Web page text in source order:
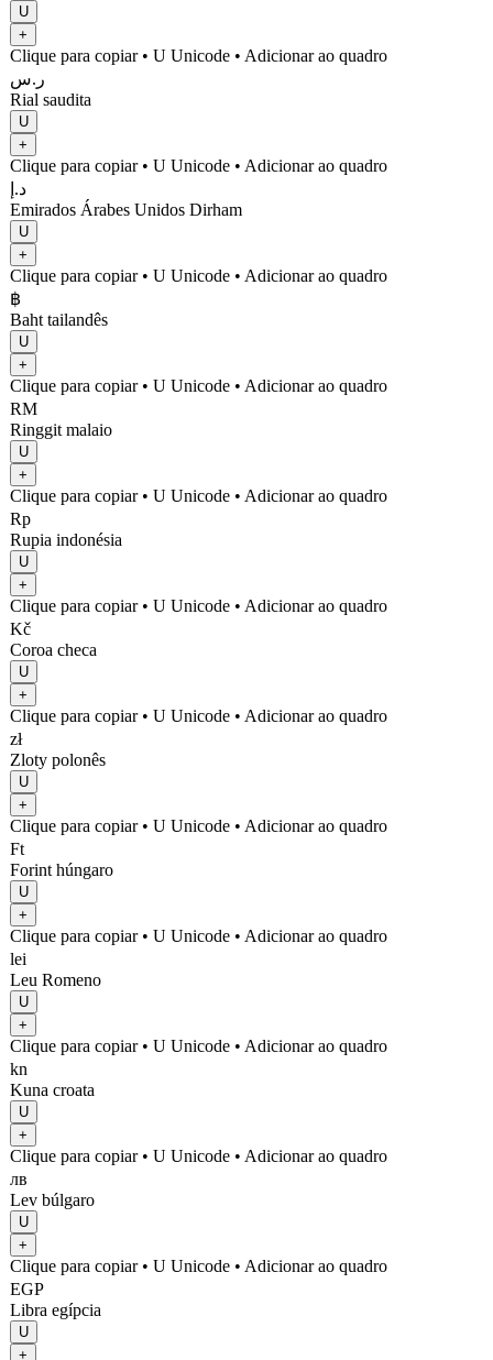
U
+
Clique para copiar• U Unicode • Adicionar ao quadro
ر.س
Rial saudita
U
+
Clique para copiar• U Unicode • Adicionar ao quadro
د.إ
Emirados Árabes Unidos Dirham
U
+
Clique para copiar• U Unicode • Adicionar ao quadro
฿
Baht tailandês
U
+
Clique para copiar• U Unicode • Adicionar ao quadro
RM
Ringgit malaio
U
+
Clique para copiar• U Unicode • Adicionar ao quadro
Rp
Rupia indonésia
U
+
Clique para copiar• U Unicode • Adicionar ao quadro
Kč
Coroa checa
U
+
Clique para copiar• U Unicode • Adicionar ao quadro
zł
Zloty polonês
U
+
Clique para copiar• U Unicode • Adicionar ao quadro
Ft
Forint húngaro
U
+
Clique para copiar• U Unicode • Adicionar ao quadro
lei
Leu Romeno
U
+
Clique para copiar• U Unicode • Adicionar ao quadro
kn
Kuna croata
U
+
Clique para copiar• U Unicode • Adicionar ao quadro
лв
Lev búlgaro
U
+
Clique para copiar• U Unicode • Adicionar ao quadro
EGP
Libra egípcia
U
+